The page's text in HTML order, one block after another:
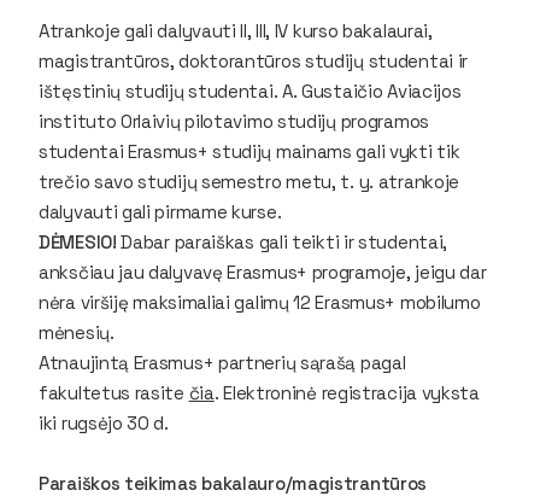
Atrankoje gali dalyvauti II, III, IV kurso bakalaurai,
magistrantūros, doktorantūros studijų studentai ir
ištęstinių studijų studentai. A. Gustaičio Aviacijos
instituto Orlaivių pilotavimo studijų programos
studentai Erasmus+ studijų mainams gali vykti tik
trečio savo studijų semestro metu, t. y. atrankoje
dalyvauti gali pirmame kurse.
DĖMESIO!Dabar paraiškas gali teikti ir studentai,
anksčiau jau dalyvavę Erasmus+ programoje, jeigu dar
nėra viršiję maksimaliai galimų 12 Erasmus+ mobilumo
mėnesių.
Atnaujintą Erasmus+ partnerių sąrašą pagal
fakultetus rasite čia. Elektroninė registracija vyksta
iki rugsėjo 30 d.
Paraiškos teikimas bakalauro/magistrantūros